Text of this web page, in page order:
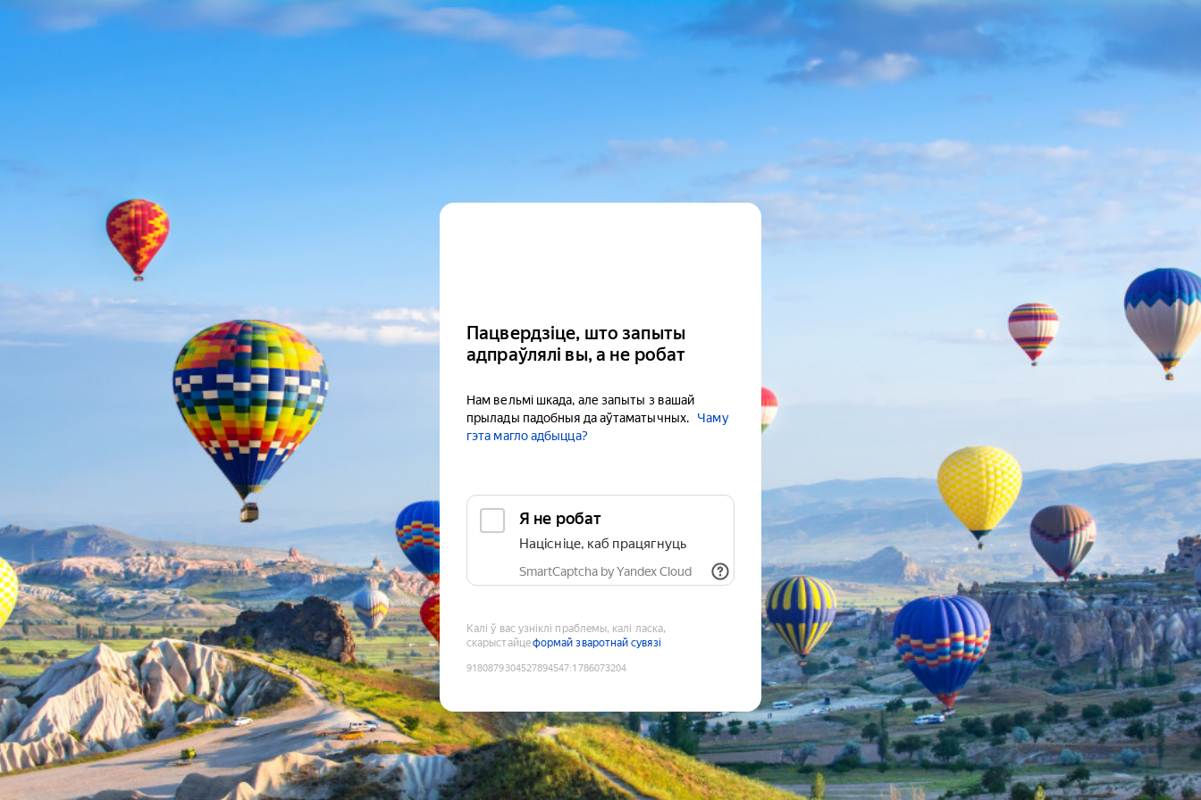
Пацвердзіце, што запыты
адпраўлялі вы, а не робат
Нам вельмі шкада, але запыты з вашай
прылады падобныя да аўтаматычных.
Чаму
гэта магло адбыцца?
Я не робат
Націсніце, каб працягнуць
SmartCaptcha by Yandex Cloud
Калі ў вас узніклі праблемы, калі ласка,
скарыстайцеформай зваротнай сувязі
9180879304527894547:1786073204